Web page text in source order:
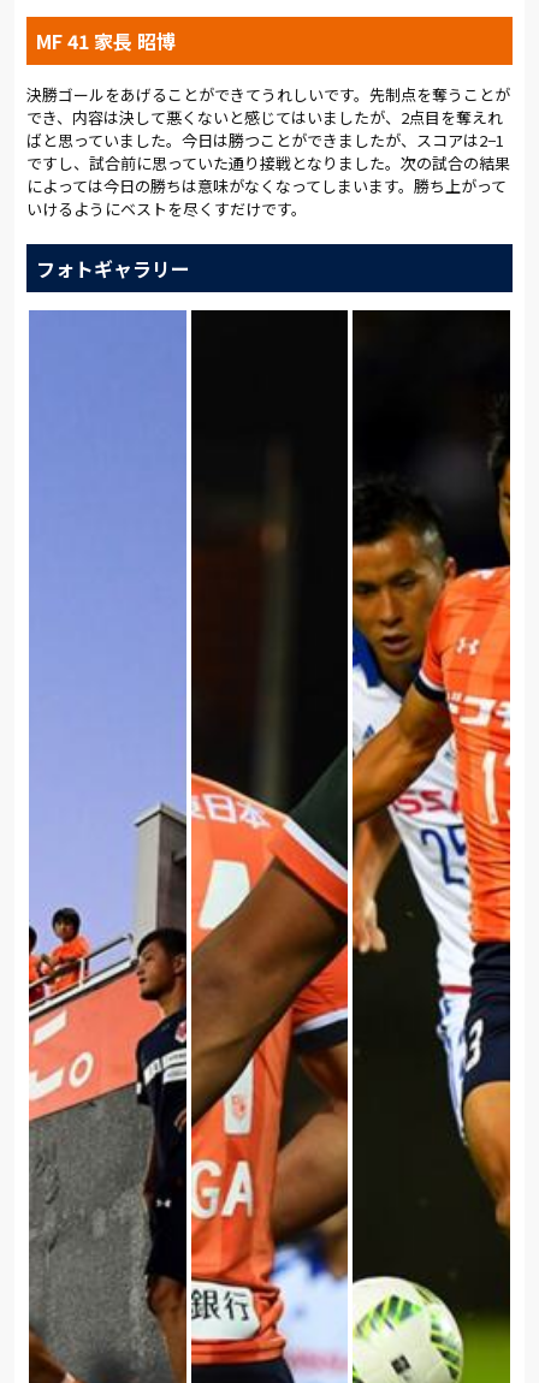
MF 41 家長 昭博
決勝ゴールをあげることができてうれしいです。先制点を奪うことが
でき、内容は決して悪くないと感じてはいましたが、2点目を奪えれ
ばと思っていました。今日は勝つことができましたが、スコアは2−1
ですし、試合前に思っていた通り接戦となりました。次の試合の結果
によっては今日の勝ちは意味がなくなってしまいます。勝ち上がって
いけるようにベストを尽くすだけです。
フォトギャラリー